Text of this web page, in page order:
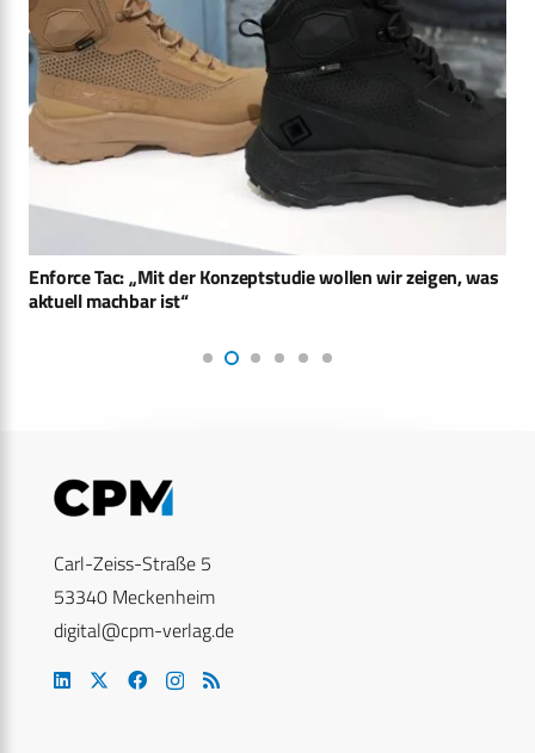
Enforce Tac: „Mit der Konzeptstudie wollen wir zeigen, was
aktuell machbar ist“
Carl-Zeiss-Straße 5
53340 Meckenheim
digital@cpm-verlag.de